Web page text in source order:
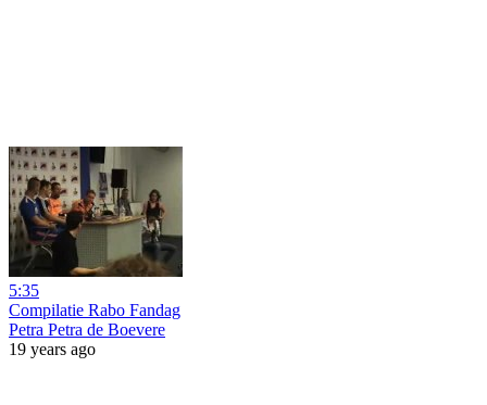
5:35
Compilatie Rabo Fandag
Petra Petra de Boevere
19 years ago